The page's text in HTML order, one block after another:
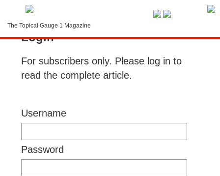
The Topical Gauge 1 Magazine
Login
For subscribers only. Please log in to
read the complete article.
Username
Password
LOGIN
Search
Subscription